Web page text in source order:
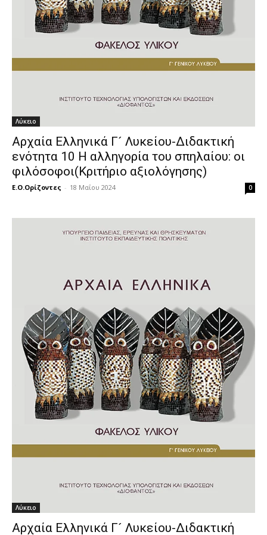
Λύκειο
Αρχαία Ελληνικά Γ´ Λυκείου-Διδακτική
ενότητα 10 Η αλληγορία του σπηλαίου: οι
φιλόσοφοι(Κριτήριο αξιολόγησης)
Ε.Ο.Ορίζοντες - 18 Μαΐου 2024 0
Λύκειο
Αρχαία Ελληνικά Γ´ Λυκείου-Διδακτική